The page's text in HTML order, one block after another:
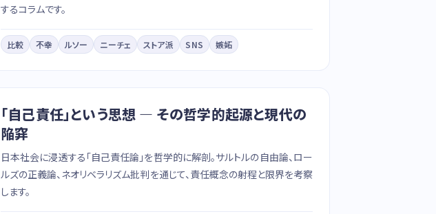
するコラムです。
比較 不幸 ルソー ニーチェ ストア派 SNS 嫉妬
「自己責任」という思想 — その哲学的起源と現代の
陥穽
日本社会に浸透する「自己責任論」を哲学的に解剖。サルトルの自由論、ロー
ルズの正義論、ネオリベラリズム批判を通じて、責任概念の射程と限界を考察
します。